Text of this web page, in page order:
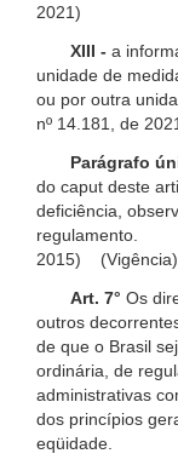
2021)
XIII - a
unidade de
ou por outra
nº 14.181, de
Parágrafo
do caput deste
deficiência,
regulamento.
2015) (Vigência)
Art. 7° Os
outros
de que o Brasil
ordinária, de
administrativas
dos princípios
eqüidade.